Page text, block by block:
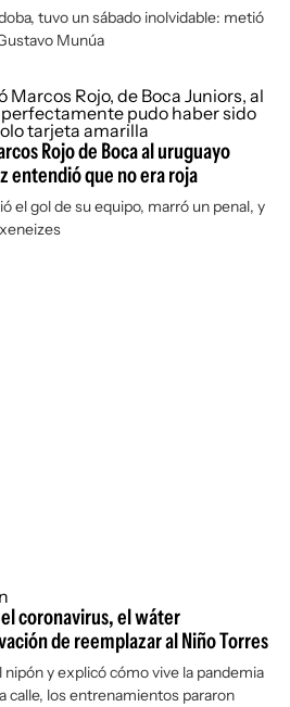
tuvo un sábado inolvidable: metió
Munúa
Rojo de Boca al uruguayo
entendió que no era roja
el gol de su equipo, marró un penal, y
coronavirus, el wáter
de reemplazar al Niño Torres
y explicó cómo vive la pandemia
calle, los entrenamientos pararon